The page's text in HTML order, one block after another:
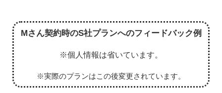
Mさん契約時のS社プランへのフィードバック例
※個人情報は省いています。
※実際のプランはこの後変更されています。